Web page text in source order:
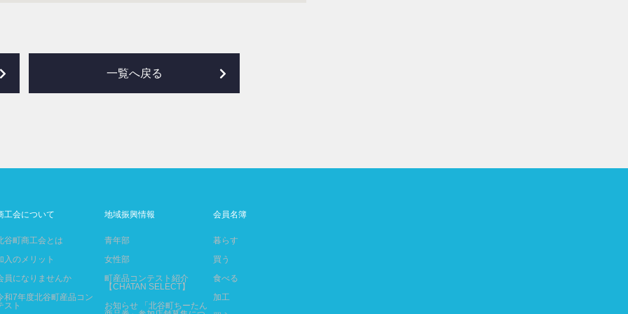
一覧へ戻る
工会について
谷町商工会とは
入のメリット
員になりませんか
和7年度北谷町産品コン
スト
地域振興情報
青年部
女性部
町産品コンテスト紹介
【CHATAN SELECT】
お知らせ 「北谷町ちーたん
会員名簿
暮らす
買う
食べる
加工